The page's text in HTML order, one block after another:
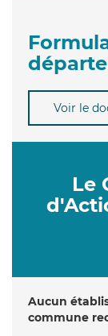
Voir le
Le
Aucun
commune